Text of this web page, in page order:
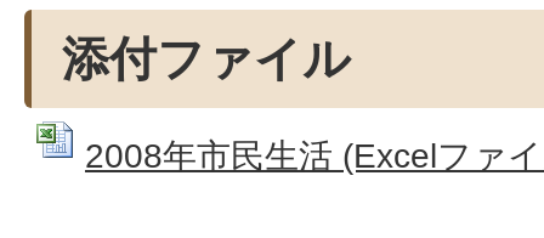
添付ファイル
2008年市民生活 (Excelファ